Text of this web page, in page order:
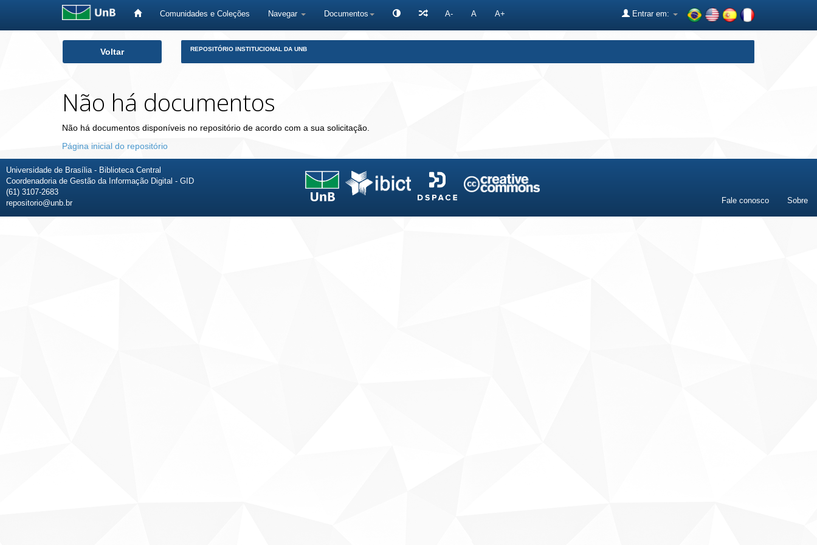
Comunidades e Coleções Navegar Documentos A- A A+ Entrar em:
Voltar REPOSITÓRIO INSTITUCIONAL DA UNB
Não há documentos
Não há documentos disponíveis no repositório de acordo com a sua solicitação.
Página inicial do repositório
Universidade de Brasília - Biblioteca Central
Coordenadoria de Gestão da Informação Digital - GID
(61) 3107-2683
repositorio@unb.br
Fale conosco Sobre